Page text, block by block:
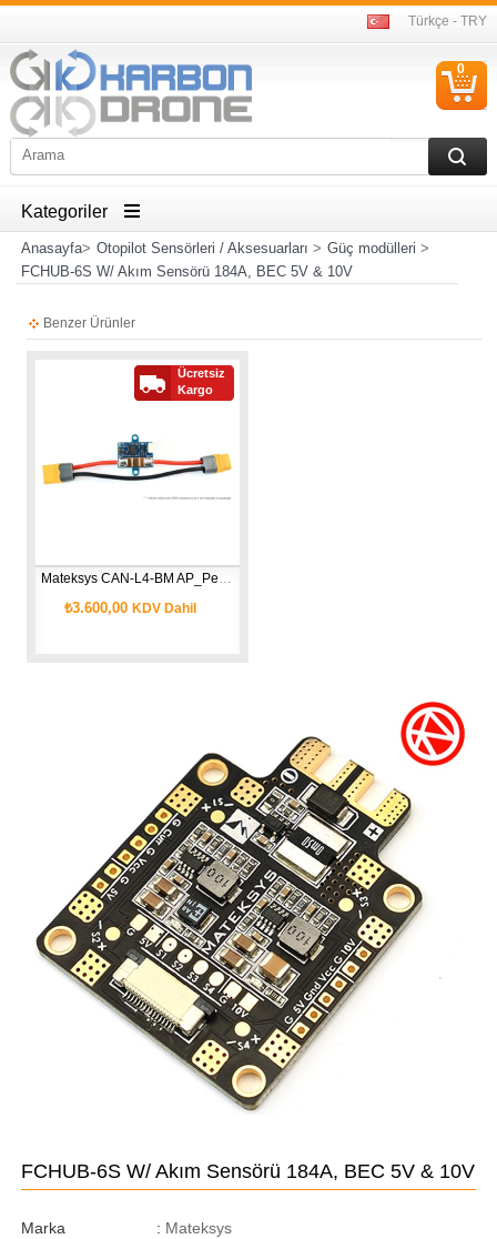
Türkçe - TRY
0
Kategoriler
Anasayfa> Otopilot Sensörleri / Aksesuarları > Güç modülleri >
FCHUB-6S W/ Akım Sensörü 184A, BEC 5V & 10V
Benzer Ürünler
Mateksys CAN-L4-BM AP_Periph DroneCAN Digital Power Monitor
₺3.600,00KDV Dahil
Ücretsiz
Kargo
FCHUB-6S W/ Akım Sensörü 184A, BEC 5V & 10V
Marka : Mateksys